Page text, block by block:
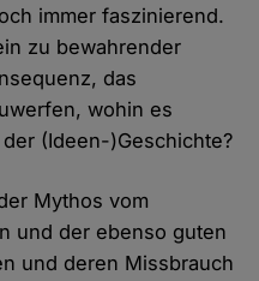
immer faszinierend.
zu bewahrender
das
wohin es
(Ideen-)Geschichte?
Mythos vom
und der ebenso guten
und deren Missbrauch